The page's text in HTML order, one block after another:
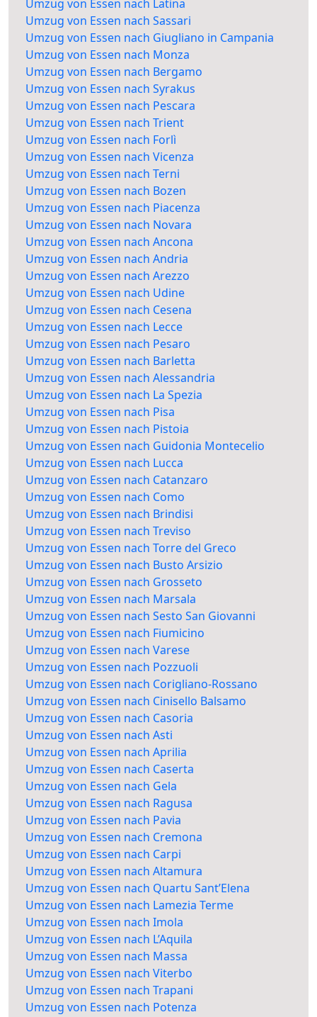
Umzug von Essen nach Latina
Umzug von Essen nach Sassari
Umzug von Essen nach Giugliano in Campania
Umzug von Essen nach Monza
Umzug von Essen nach Bergamo
Umzug von Essen nach Syrakus
Umzug von Essen nach Pescara
Umzug von Essen nach Trient
Umzug von Essen nach Forlì
Umzug von Essen nach Vicenza
Umzug von Essen nach Terni
Umzug von Essen nach Bozen
Umzug von Essen nach Piacenza
Umzug von Essen nach Novara
Umzug von Essen nach Ancona
Umzug von Essen nach Andria
Umzug von Essen nach Arezzo
Umzug von Essen nach Udine
Umzug von Essen nach Cesena
Umzug von Essen nach Lecce
Umzug von Essen nach Pesaro
Umzug von Essen nach Barletta
Umzug von Essen nach Alessandria
Umzug von Essen nach La Spezia
Umzug von Essen nach Pisa
Umzug von Essen nach Pistoia
Umzug von Essen nach Guidonia Montecelio
Umzug von Essen nach Lucca
Umzug von Essen nach Catanzaro
Umzug von Essen nach Como
Umzug von Essen nach Brindisi
Umzug von Essen nach Treviso
Umzug von Essen nach Torre del Greco
Umzug von Essen nach Busto Arsizio
Umzug von Essen nach Grosseto
Umzug von Essen nach Marsala
Umzug von Essen nach Sesto San Giovanni
Umzug von Essen nach Fiumicino
Umzug von Essen nach Varese
Umzug von Essen nach Pozzuoli
Umzug von Essen nach Corigliano-Rossano
Umzug von Essen nach Cinisello Balsamo
Umzug von Essen nach Casoria
Umzug von Essen nach Asti
Umzug von Essen nach Aprilia
Umzug von Essen nach Caserta
Umzug von Essen nach Gela
Umzug von Essen nach Ragusa
Umzug von Essen nach Pavia
Umzug von Essen nach Cremona
Umzug von Essen nach Carpi
Umzug von Essen nach Altamura
Umzug von Essen nach Quartu Sant’Elena
Umzug von Essen nach Lamezia Terme
Umzug von Essen nach Imola
Umzug von Essen nach L’Aquila
Umzug von Essen nach Massa
Umzug von Essen nach Viterbo
Umzug von Essen nach Trapani
Umzug von Essen nach Potenza